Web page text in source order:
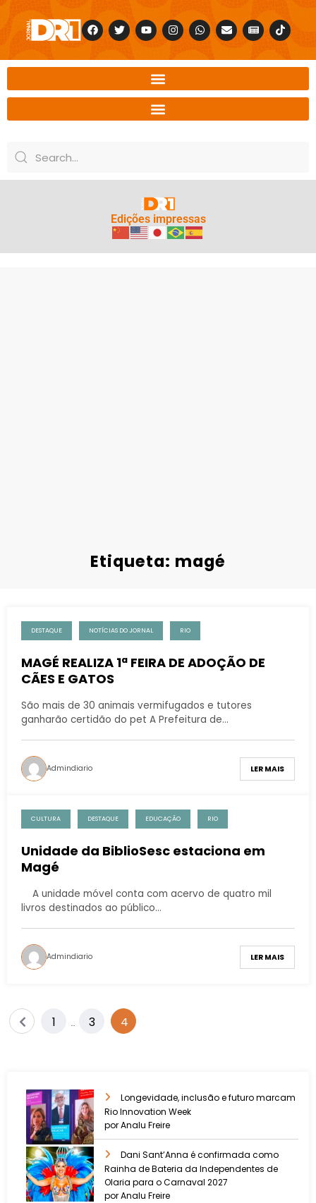
Edições impressas
Etiqueta: magé
DESTAQUE NOTÍCIAS DO JORNAL RIO
MAGÉ REALIZA 1ª FEIRA DE ADOÇÃO DE
CÃES E GATOS
São mais de 30 animais vermifugados e tutores
ganharão certidão do pet A Prefeitura de…
Admindiario LER MAIS
CULTURA DESTAQUE EDUCAÇÃO RIO
Unidade da BiblioSesc estaciona em
Magé
A unidade móvel conta com acervo de quatro mil
livros destinados ao público…
Admindiario LER MAIS
1 … 3 4
Longevidade, inclusão e futuro marcam
Rio Innovation Week
por Analu Freire
Dani Sant’Anna é confirmada como
Rainha de Bateria da Independentes de
Olaria para o Carnaval 2027
por Analu Freire